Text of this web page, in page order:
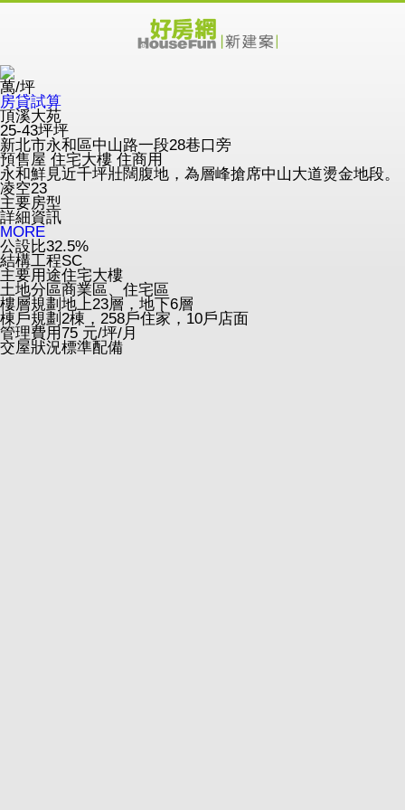
萬/坪
房貸試算
頂溪大苑
25-43坪坪
新北市永和區中山路一段28巷口旁
預售屋 住宅大樓 住商用
永和鮮見近千坪壯闊腹地，為層峰搶席中山大道燙金地段。
凌空23
主要房型
詳細資訊
MORE
公設比32.5%
結構工程SC
主要用途住宅大樓
土地分區商業區、住宅區
樓層規劃 地上23層，地下6層
棟戶規劃 2棟，258戶住家，10戶店面
管理費用75 元/坪/月
交屋狀況標準配備